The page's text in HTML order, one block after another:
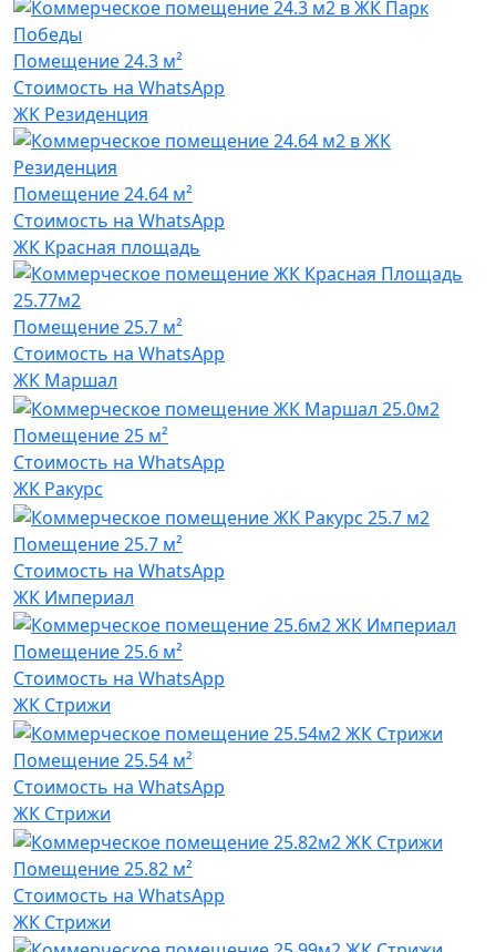
Помещение24.3 м²
Стоимость на WhatsApp
ЖК Резиденция
Помещение24.64 м²
Стоимость на WhatsApp
ЖК Красная площадь
Помещение25.7 м²
Стоимость на WhatsApp
ЖК Маршал
Помещение25 м²
Стоимость на WhatsApp
ЖК Ракурс
Помещение25.7 м²
Стоимость на WhatsApp
ЖК Империал
Помещение25.6 м²
Стоимость на WhatsApp
ЖК Стрижи
Помещение25.54 м²
Стоимость на WhatsApp
ЖК Стрижи
Помещение25.82 м²
Стоимость на WhatsApp
ЖК Стрижи